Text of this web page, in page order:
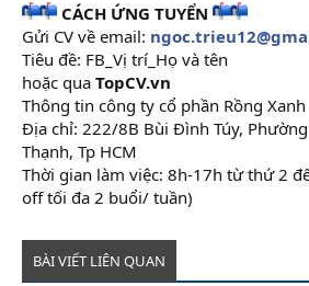
CÁCH ỨNG TUYỂN
Gửi CV về email:
Tiêu đề: FB_Vị trí_Họ và tên
hoặc qua TopCV.vn
Thông tin công ty cổ phần Rồng Xanh
Địa chỉ: 222/8B Bùi Đình Túy,
Thạnh, Tp HCM
Thời gian làm việc: 8h-17h từ thứ 2
off tối đa 2 buổi/ tuần)
BÀI VIẾT LIÊN QUAN